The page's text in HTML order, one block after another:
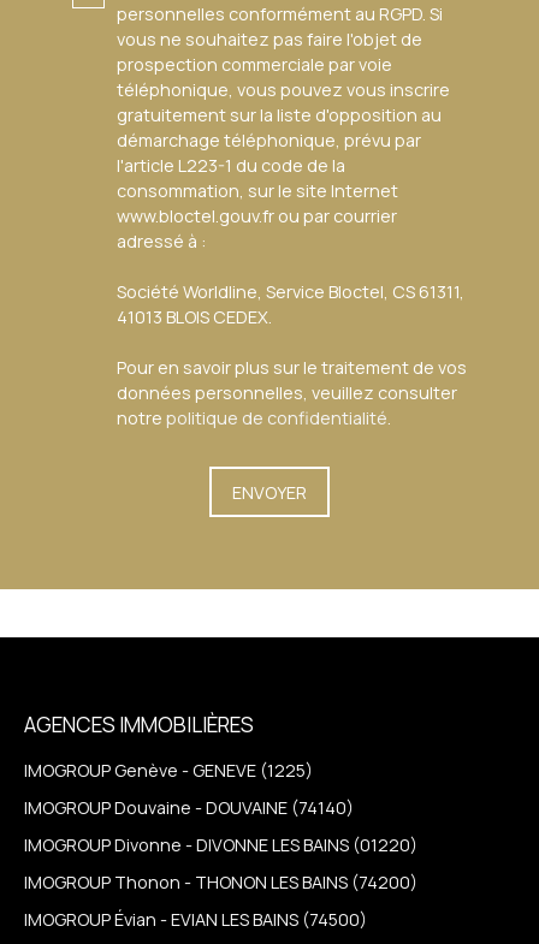
personnelles conformément au RGPD. Si
vous ne souhaitez pas faire l'objet de
prospection commerciale par voie
téléphonique, vous pouvez vous inscrire
gratuitement sur la liste d'opposition au
démarchage téléphonique, prévu par
l'article L223-1 du code de la
consommation, sur le site Internet
www.bloctel.gouv.fr ou par courrier
adressé à :
Société Worldline, Service Bloctel, CS 61311,
41013 BLOIS CEDEX.
Pour en savoir plus sur le traitement de vos
données personnelles, veuillez consulter
notre politique de confidentialité.
ENVOYER
AGENCES IMMOBILIÈRES
IMOGROUP Genève - GENEVE (1225)
IMOGROUP Douvaine - DOUVAINE (74140)
IMOGROUP Divonne - DIVONNE LES BAINS (01220)
IMOGROUP Thonon - THONON LES BAINS (74200)
IMOGROUP Évian - EVIAN LES BAINS (74500)